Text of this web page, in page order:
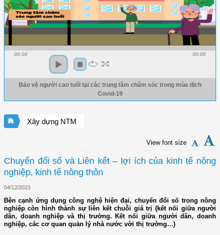
00:00 00:00
Bảo vệ người cao tuổi tại các trung tâm chăm sóc trong mùa dịch
Covid-19
Xây dựng NTM
View font size
Chuyển đổi số và Liên kết – lợi ích của kinh tế nông
nghiệp, kinh tế nông thôn
04/12/2023
Bên cạnh ứng dụng công nghệ hiện đại, chuyển đổi số trong nông
nghiệp còn hình thành sự liên kết chuỗi giá trị (kết nối giữa người
dân, doanh nghiệp và thị trường. Kết nối giữa người dân, doanh
nghiệp, các cơ quan quản lý nhà nước với thị trường…)